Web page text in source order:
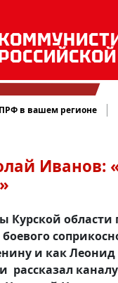
в вашем регионе
Курской
и как
рассказал